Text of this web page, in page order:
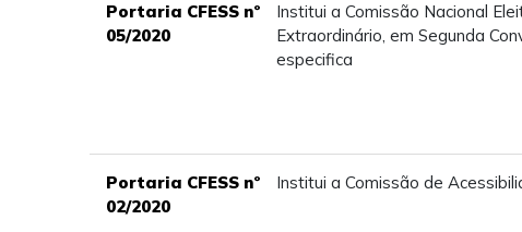
Portaria CFESS nº
05/2020
Institui a Comissão Nacional
Extraordinário, em Segunda
especifica
Portaria CFESS nº
02/2020
Institui a Comissão de